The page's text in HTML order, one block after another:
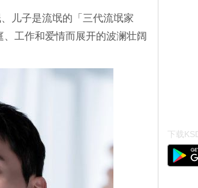
儿子是流氓的「三代流氓家
工作和爱情而展开的波澜壮阔
下载